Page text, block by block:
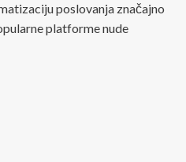
poslovanja značajno
platforme nude